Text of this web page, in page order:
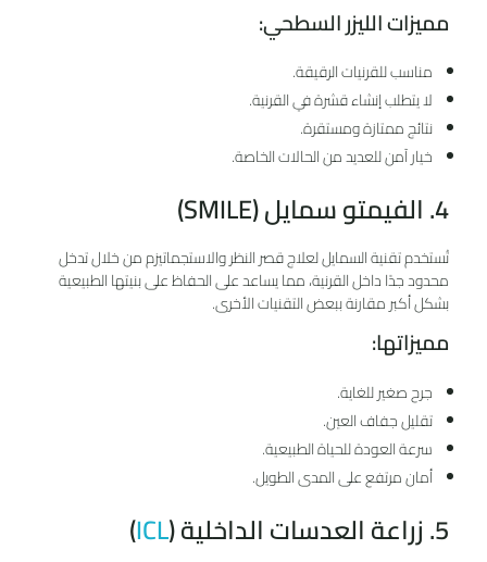
مميزات الليزر السطحي:
مناسب للقرنيات الرقيقة.
لا يتطلب إنشاء قشرة في القرنية.
نتائج ممتازة ومستقرة.
خيار آمن للعديد من الحالات الخاصة.
4. الفيمتو سمايل (SMILE)
تُستخدم تقنية السمايل لعلاج قصر النظر والاستجماتيزم من خلال تدخل
محدود جدًا داخل القرنية، مما يساعد على الحفاظ على بنيتها الطبيعية
بشكل أكبر مقارنة ببعض التقنيات الأخرى.
مميزاتها:
جرح صغير للغاية.
تقليل جفاف العين.
سرعة العودة للحياة الطبيعية.
أمان مرتفع على المدى الطويل.
5. زراعة العدسات الداخلية ( ICL
)